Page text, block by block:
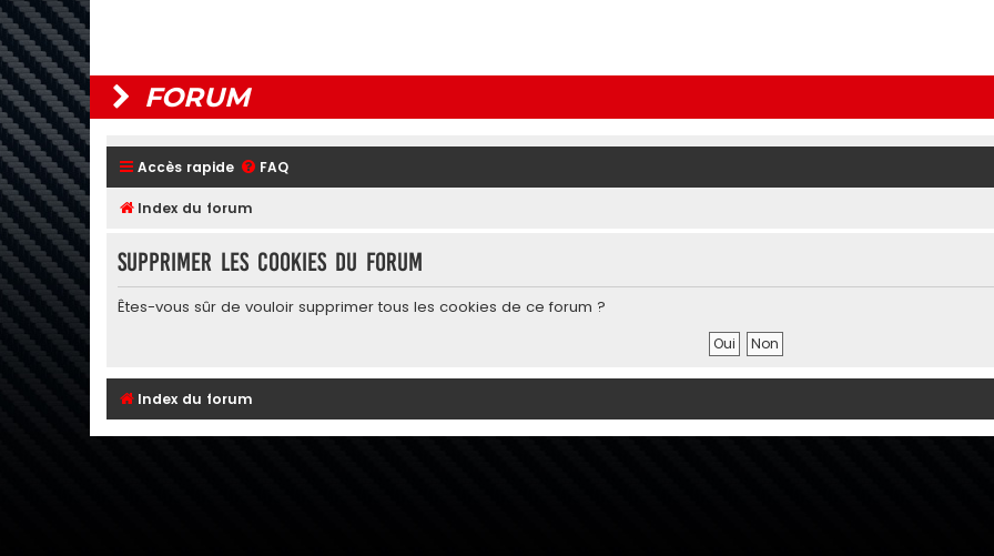
FORUM
Accès rapide FAQ
Index du forum
Supprimer les cookies du forum
Êtes-vous sûr de vouloir supprimer tous les cookies de ce forum ?
Index du forum